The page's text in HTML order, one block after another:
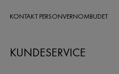
KONTAKT PERSONVERNOMBUDET
KUNDESERVICE